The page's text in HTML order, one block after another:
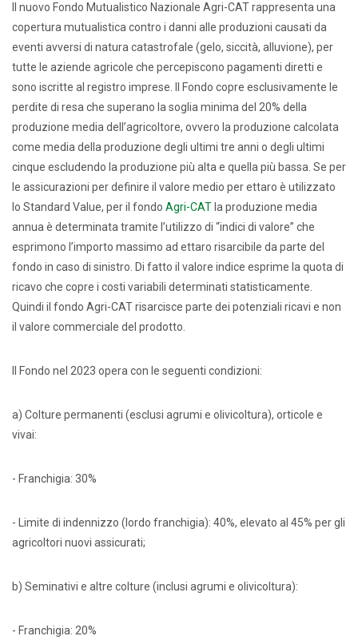
Il nuovo Fondo Mutualistico Nazionale Agri-CAT rappresenta una
copertura mutualistica contro i danni alle produzioni causati da
eventi avversi di natura catastrofale (gelo, siccità, alluvione), per
tutte le aziende agricole che percepiscono pagamenti diretti e
sono iscritte al registro imprese. Il Fondo copre esclusivamente le
perdite di resa che superano la soglia minima del 20% della
produzione media dell’agricoltore, ovvero la produzione calcolata
come media della produzione degli ultimi tre anni o degli ultimi
cinque escludendo la produzione più alta e quella più bassa. Se per
le assicurazioni per definire il valore medio per ettaro è utilizzato
lo Standard Value, per il fondo Agri-CAT la produzione media
annua è determinata tramite l’utilizzo di “indici di valore” che
esprimono l’importo massimo ad ettaro risarcibile da parte del
fondo in caso di sinistro. Di fatto il valore indice esprime la quota di
ricavo che copre i costi variabili determinati statisticamente.
Quindi il fondo Agri-CAT risarcisce parte dei potenziali ricavi e non
il valore commerciale del prodotto.
Il Fondo nel 2023 opera con le seguenti condizioni:
a) Colture permanenti (esclusi agrumi e olivicoltura), orticole e
vivai:
- Franchigia: 30%
- Limite di indennizzo (lordo franchigia): 40%, elevato al 45% per gli
agricoltori nuovi assicurati;
b) Seminativi e altre colture (inclusi agrumi e olivicoltura):
- Franchigia: 20%